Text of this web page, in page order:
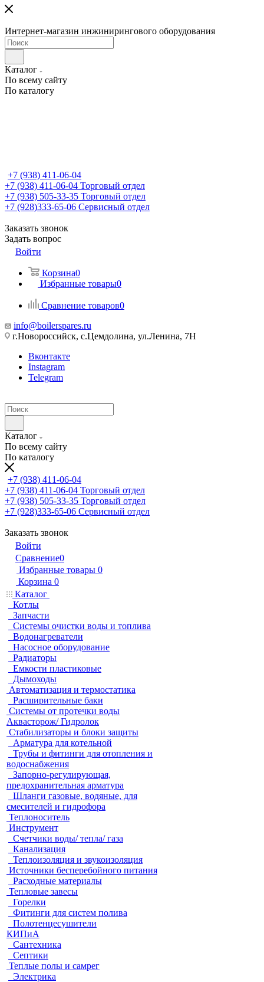
Интернет-магазин инжинирингового оборудования
Каталог
По всему сайту
По каталогу
+7 (938) 411-06-04
+7 (938) 411-06-04 Торговый отдел
+7 (938) 505-33-35 Торговый отдел
+7 (928)333-65-06 Сервисный отдел
Заказать звонок
Задать вопрос
Войти
Корзина0
Избранные товары0
Сравнение товаров0
info@boilerspares.ru
г.Новороссийск, с.Цемдолина, ул.Ленина, 7Н
Вконтакте
Instagram
Telegram
Каталог
По всему сайту
По каталогу
+7 (938) 411-06-04
+7 (938) 411-06-04 Торговый отдел
+7 (938) 505-33-35 Торговый отдел
+7 (928)333-65-06 Сервисный отдел
Заказать звонок
Войти
Сравнение0
Избранные товары 0
Корзина 0
Каталог
Котлы
Запчасти
Системы очистки воды и топлива
Водонагреватели
Насосное оборудование
Радиаторы
Емкости пластиковые
Дымоходы
Автоматизация и термостатика
Расширительные баки
Системы от протечки воды
Аквасторож/ Гидролок
Стабилизаторы и блоки защиты
Арматура для котельной
Трубы и фитинги для отопления и
водоснабжения
Запорно-регулирующая,
предохранительная арматура
Шланги газовые, водяные, для
смесителей и гидрофора
Теплоноситель
Инструмент
Счетчики воды/ тепла/ газа
Канализация
Теплоизоляция и звукоизоляция
Источники бесперебойного питания
Расходные материалы
Тепловые завесы
Горелки
Фитинги для систем полива
Полотенцесушители
КИПиА
Сантехника
Септики
Теплые полы и самрег
Электрика